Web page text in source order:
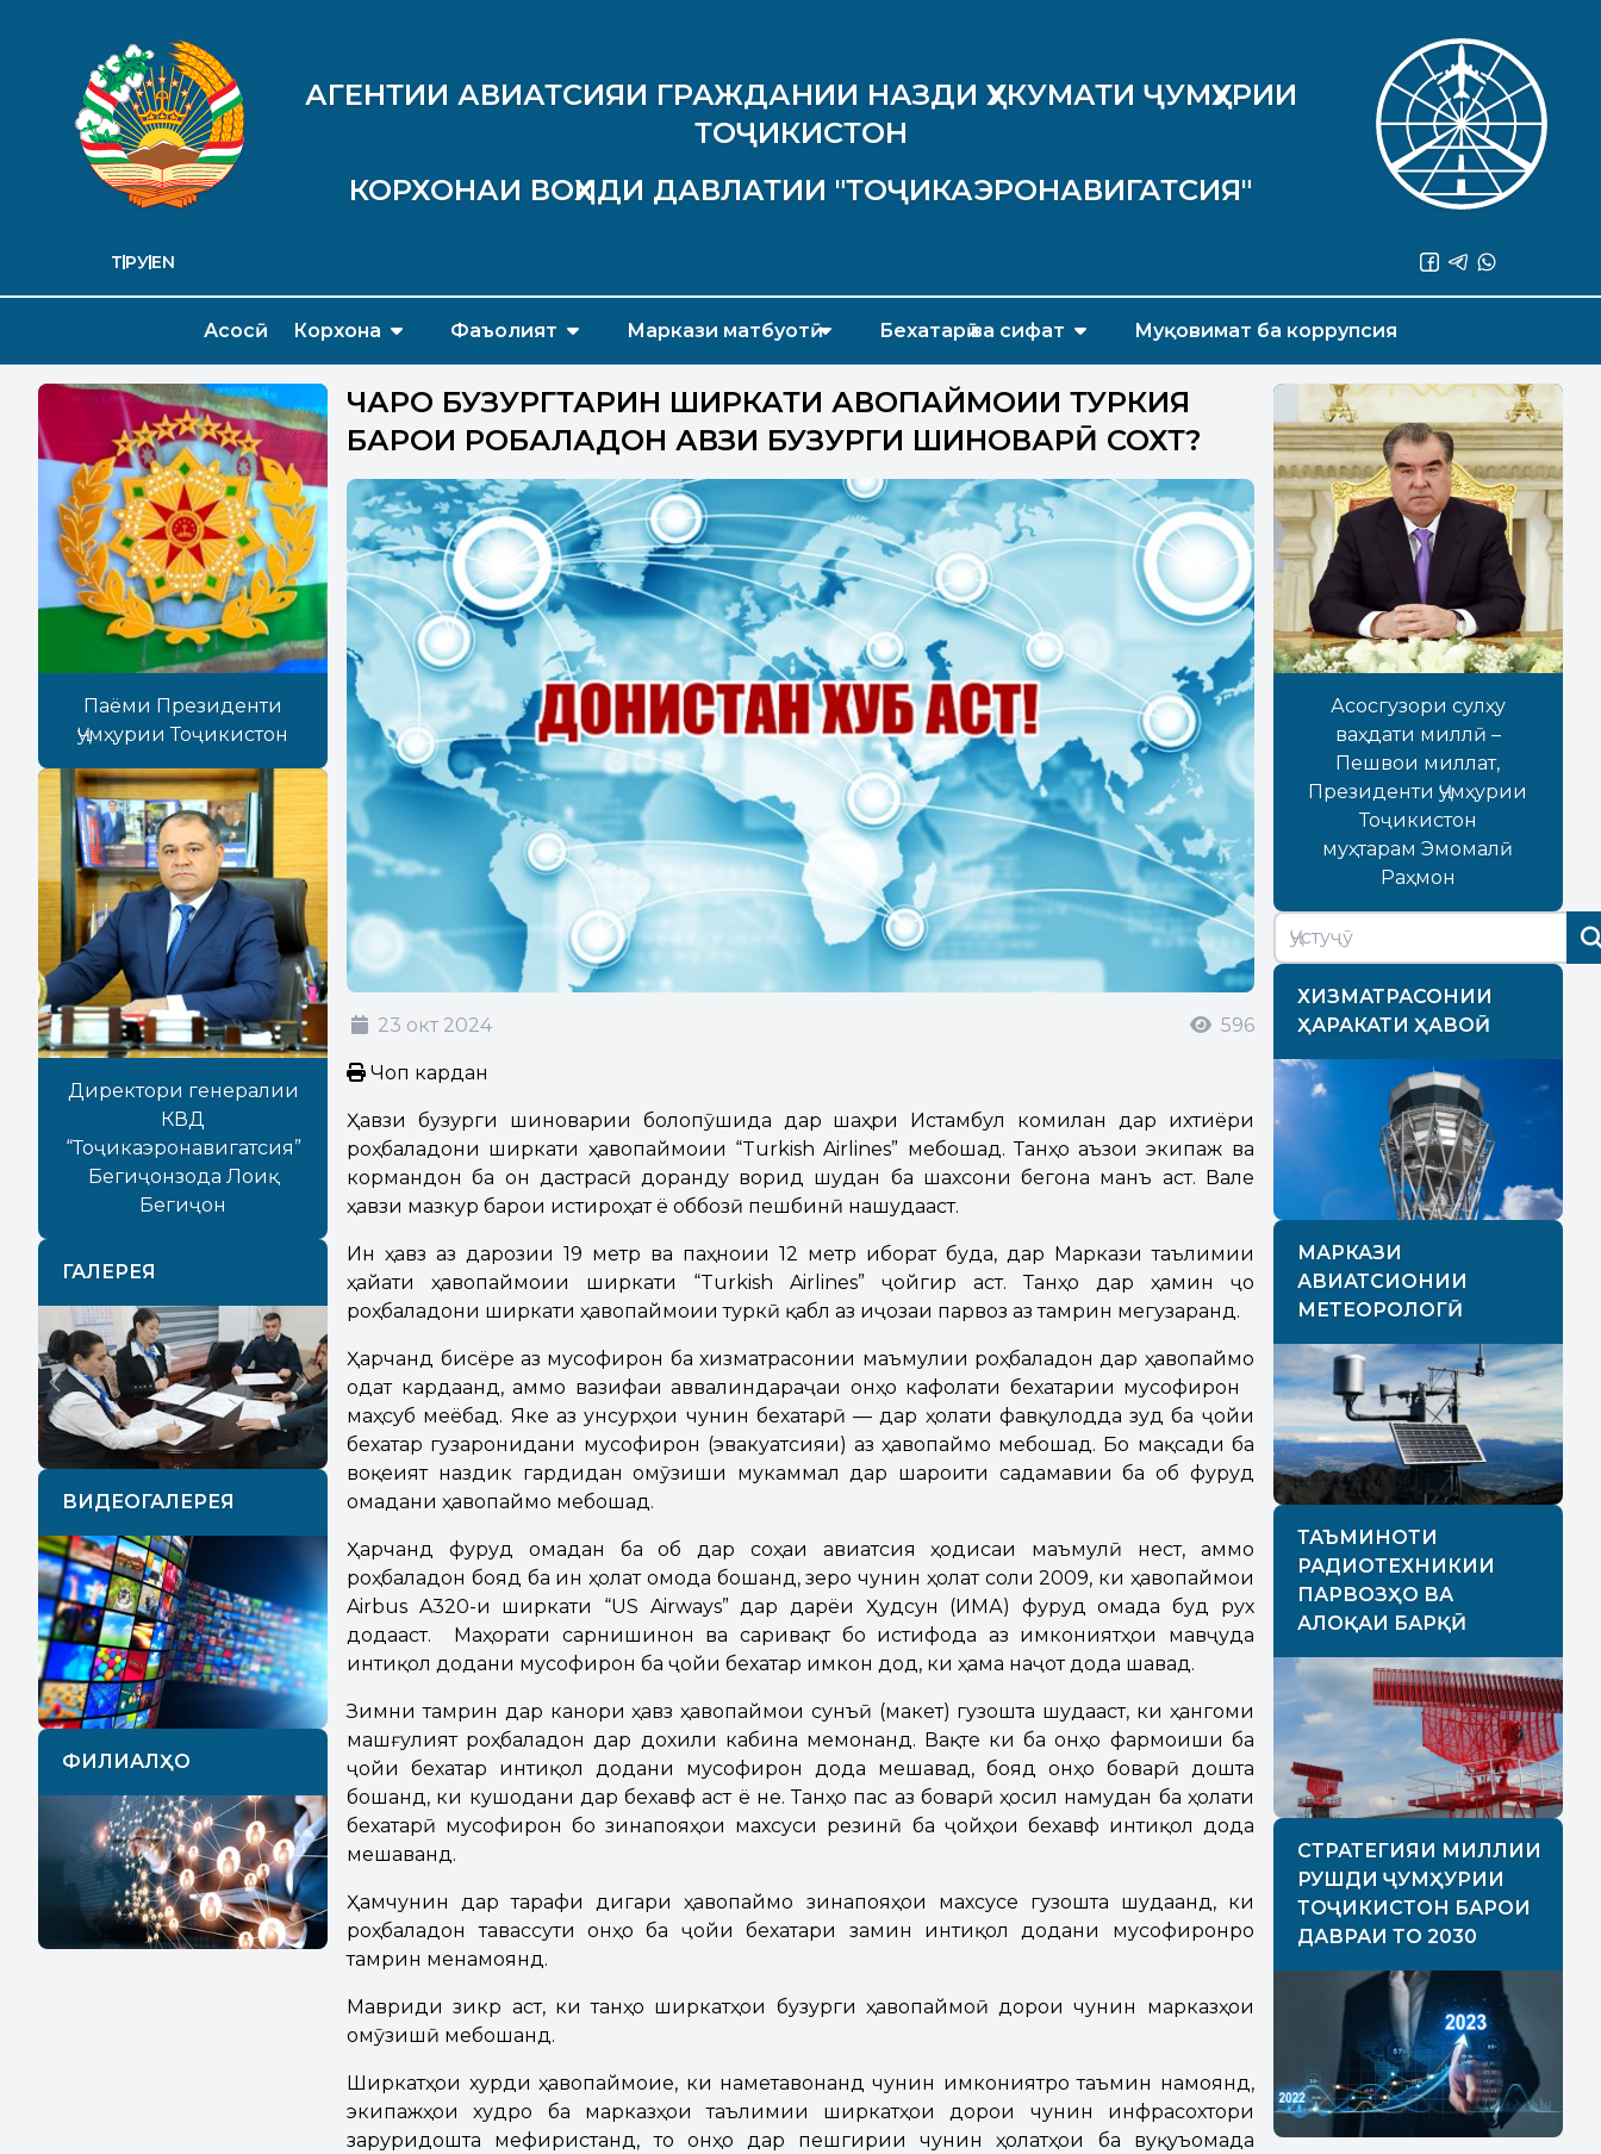
АГЕНТИИ АВИАТСИЯИ ГРАЖДАНИИ НАЗДИ ҲУКУМАТИ ҶУМҲУРИИ
ТОҶИКИСТОН
КОРХОНАИ ВОҲИДИ ДАВЛАТИИ "ТОҶИКАЭРОНАВИГАТСИЯ"
ТҶ РУEN
Асосӣ Корхона Фаъолият Маркази матбуотӣ Бехатарӣ ва сифат Муқовимат ба коррупсия
Паёми Президенти
Ҷумҳурии Тоҷикистон
Директори генералии
КВД
“Тоҷикаэронавигатсия”
Бегиҷонзода Лоиқ
Бегиҷон
ГАЛЕРЕЯ
Previous Next
ВИДЕОГАЛЕРЕЯ
ФИЛИАЛҲО
ЧАРО БУЗУРГТАРИН ШИРКАТИ ҲАВОПАЙМОИИ ТУРКИЯ
БАРОИ РОҲБАЛАДОН ҲАВЗИ БУЗУРГИ ШИНОВАРӢ СОХТ?
23 окт 2024 596
Чоп кардан
Ҳавзи бузурги шиноварии болопӯшида дар шаҳри Истамбул комилан дар ихтиёри
роҳбаладони ширкати ҳавопаймоии “Turkish Airlines” мебошад. Танҳо аъзои экипаж ва
кормандон ба он дастрасӣ доранду ворид шудан ба шахсони бегона манъ аст. Вале
ҳавзи мазкур барои истироҳат ё оббозӣ пешбинӣ нашудааст.
Ин ҳавз аз дарозии 19 метр ва паҳноии 12 метр иборат буда, дар Маркази таълимии
ҳайати ҳавопаймоии ширкати “Turkish Airlines” ҷойгир аст. Танҳо дар ҳамин ҷо
роҳбаладони ширкати ҳавопаймоии туркӣ қабл аз иҷозаи парвоз аз тамрин мегузаранд.
Ҳарчанд бисёре аз мусофирон ба хизматрасонии маъмулии роҳбаладон дар ҳавопаймо
одат кардаанд, аммо вазифаи аввалиндараҷаи онҳо кафолати бехатарии мусофирон
маҳсуб меёбад. Яке аз унсурҳои чунин бехатарӣ — дар ҳолати фавқулодда зуд ба ҷойи
бехатар гузаронидани мусофирон (эвакуатсияи) аз ҳавопаймо мебошад. Бо мақсади ба
воқеият наздик гардидан омӯзиши мукаммал дар шароити садамавии ба об фуруд
омадани ҳавопаймо мебошад.
Ҳарчанд фуруд омадан ба об дар соҳаи авиатсия ҳодисаи маъмулӣ нест, аммо
роҳбаладон бояд ба ин ҳолат омода бошанд, зеро чунин ҳолат соли 2009, ки ҳавопаймои
Airbus A320-и ширкати “US Airways” дар дарёи Ҳудсун (ИМА) фуруд омада буд рух
додааст. Маҳорати сарнишинон ва саривақт бо истифода аз имкониятҳои мавҷуда
интиқол додани мусофирон ба ҷойи бехатар имкон дод, ки ҳама наҷот дода шавад.
Зимни тамрин дар канори ҳавз ҳавопаймои сунъӣ (макет) гузошта шудааст, ки ҳангоми
машғулият роҳбаладон дар дохили кабина мемонанд. Вақте ки ба онҳо фармоиши ба
ҷойи бехатар интиқол додани мусофирон дода мешавад, бояд онҳо боварӣ дошта
бошанд, ки кушодани дар бехавф аст ё не. Танҳо пас аз боварӣ ҳосил намудан ба ҳолати
бехатарӣ мусофирон бо зинапояҳои махсуси резинӣ ба ҷойҳои бехавф интиқол дода
мешаванд.
Ҳамчунин дар тарафи дигари ҳавопаймо зинапояҳои махсусе гузошта шудаанд, ки
роҳбаладон тавассути онҳо ба ҷойи бехатари замин интиқол додани мусофиронро
тамрин менамоянд.
Мавриди зикр аст, ки танҳо ширкатҳои бузурги ҳавопаймоӣ дорои чунин марказҳои
омӯзишӣ мебошанд.
Ширкатҳои хурди ҳавопаймоие, ки наметавонанд чунин имкониятро таъмин намоянд,
экипажҳои худро ба марказҳои таълимии ширкатҳои дорои чунин инфрасохтори
заруридошта мефиристанд, то онҳо дар пешгирии чунин ҳолатҳои ба вуқуъомада
Асосгузори сулҳу
ваҳдати миллӣ –
Пешвои миллат,
Президенти Ҷумҳурии
Тоҷикистон
муҳтарам Эмомалӣ
Раҳмон
ХИЗМАТРАСОНИИ
ҲАРАКАТИ ҲАВОӢ
МАРКАЗИ
АВИАТСИОНИИ
МЕТЕОРОЛОГӢ
ТАЪМИНОТИ
РАДИОТЕХНИКИИ
ПАРВОЗҲО ВА
АЛОҚАИ БАРҚӢ
СТРАТЕГИЯИ МИЛЛИИ
РУШДИ ҶУМҲУРИИ
ТОҶИКИСТОН БАРОИ
ДАВРАИ ТО 2030